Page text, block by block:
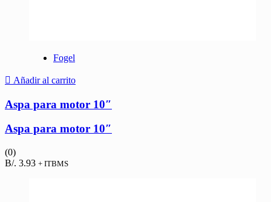
Fogel
Añadir al carrito
Aspa para motor 10″
Aspa para motor 10″
(0)
B/. 3.93 + ITBMS